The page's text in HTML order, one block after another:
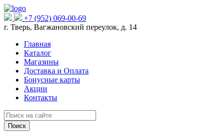
+7 (952) 069-00-69
г. Тверь, Вагжановский переулок, д. 14
Главная
Каталог
Магазины
Доставка и Оплата
Бонусные карты
Акции
Контакты
Поиск